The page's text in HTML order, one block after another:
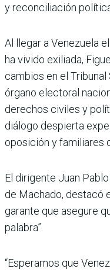
y reconciliación
Al llegar a Venezuela
ha vivido exiliada,
cambios en el
órgano electoral
derechos civiles y
diálogo despierta
oposición y familiares
El dirigente Juan
de Machado, destacó
garante que asegure
palabra”.
“Esperamos que